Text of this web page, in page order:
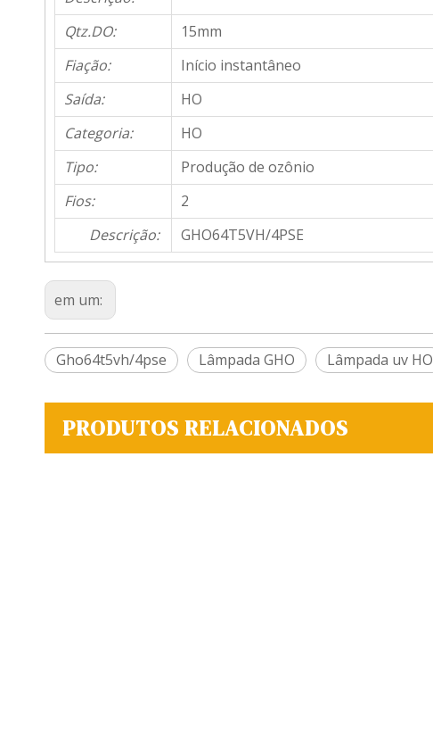
Qtz.DO:
15mm
Fiação:
Início instantâneo
Saída:
HO
Categoria:
HO
Tipo:
Produção de ozônio
Fios:
2
Descrição:
GHO64T5VH/4PSE
em um:
Gho64t5vh/4pse Lâmpada GHO Lâmpada uv HO
PRODUTOS RELACIONADOS